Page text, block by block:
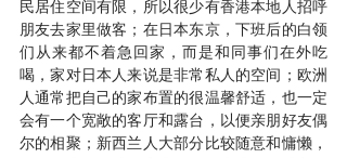
民居住空间有限，所以很少有香港本地人招呼
朋友去家里做客；在日本东京，下班后的白领
们从来都不着急回家，而是和同事们在外吃
喝，家对日本人来说是非常私人的空间；欧洲
人通常把自己的家布置的很温馨舒适，也一定
会有一个宽敞的客厅和露台，以便亲朋好友偶
尔的相聚；新西兰人大部分比较随意和慵懒，